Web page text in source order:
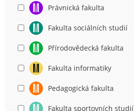
Právnická fakulta
Fakulta sociálních studií
Přírodovědecká fakulta
Fakulta informatiky
Pedagogická fakulta
Fakulta sportovních studií